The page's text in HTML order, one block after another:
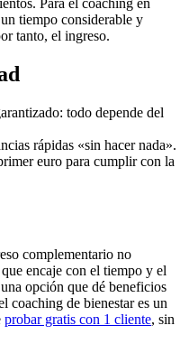
Para el coaching en
tiempo considerable y
tanto, el ingreso.
todo depende del
rápidas «sin hacer nada».
euro para cumplir con la
complementario no
encaje con el tiempo y el
opción que dé beneficios
coaching de bienestar es un
probar gratis con 1 cliente, sin